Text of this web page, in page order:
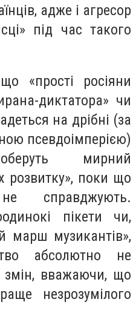
адже і агресор
під час такого
«прості росіяни
диктатора» чи
на дрібні (за
псевдоімперією)
мирний
розвитку», поки що
справджують.
пікети чи,
марш музикантів»,
абсолютно не
змін, вважаючи, що
незрозумілого